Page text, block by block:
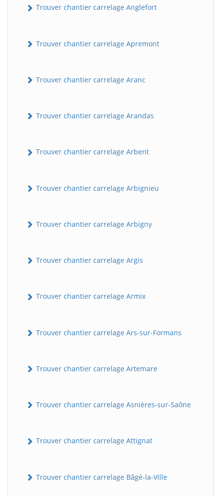
Trouver chantier carrelage Anglefort
Trouver chantier carrelage Apremont
Trouver chantier carrelage Aranc
Trouver chantier carrelage Arandas
Trouver chantier carrelage Arbent
Trouver chantier carrelage Arbignieu
Trouver chantier carrelage Arbigny
Trouver chantier carrelage Argis
Trouver chantier carrelage Armix
Trouver chantier carrelage Ars-sur-Formans
Trouver chantier carrelage Artemare
Trouver chantier carrelage Asnières-sur-Saône
Trouver chantier carrelage Attignat
Trouver chantier carrelage Bâgé-la-Ville